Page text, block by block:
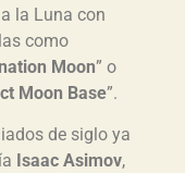
la Luna con
como
Moon” o
Moon Base”.
de siglo ya
Isaac Asimov,